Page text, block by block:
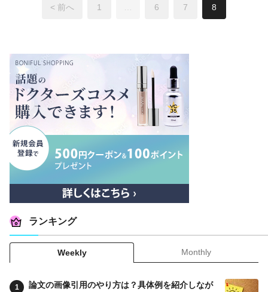
< 前へ 1 6 7 8
ランキング
Weekly Monthly
論文の画像引用のやり方は？具体例を紹介しなが